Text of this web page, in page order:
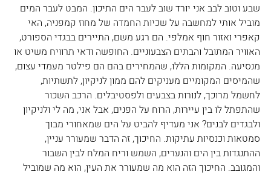
שבע וטוב לבב אני יורד שוב לעבר הים התיכון. המבט לעבר המים
מוביל אותי למחשבה על שכיות החמדה של מחוז קמפניה, האי
קאפרי ואזור חוף אמלפי. הם רגע משם, התיירים בבגדי הספורט,
האוויר המתובל והבתים הצבעוניים. החופשה ודאי תרוויח משיט או
מנסיעה. המקומות הללו, שהמחירים בהם הם פילטר מעמדי עצום,
שהמיסים המקומיים מעניקים להם ממון לניקיון, לתשתיות,
לחשמל מרוכך, לנורות בצבעים ולפסטיבלים. הרכב השכור
שהתפתל לו בין עיירות, הרוח על הפנים, אבל אני, מה לי ולניקיון
ולבגדים לבנים? אני מעדיף להביט על הים שמאחורי מבוך
סמטאות וכנסיות עתיקות. החיכוך, זה הדבר שמעורר עניין,
ההתנגדות בין הים והנערים, השמש וריח המלח לבין השבור
והמגובב. החיכוך הזה הוא מה שמעורר את העין, הוא מה שמוביל